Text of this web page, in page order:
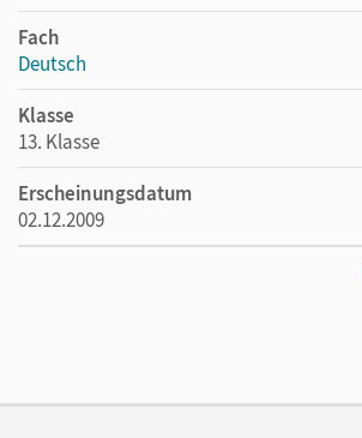
Fach
Deutsch
Klasse
13. Klasse
Erscheinungsdatum
02.12.2009